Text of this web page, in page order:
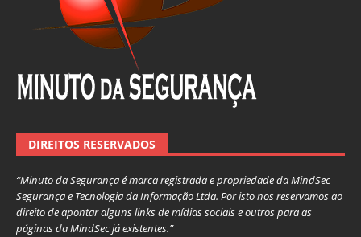
DIREITOS RESERVADOS
“Minuto da Segurança é marca registrada e propriedade da MindSec
Segurança e Tecnologia da Informação Ltda. Por isto nos reservamos ao
direito de apontar alguns links de mídias sociais e outros para as
páginas da MindSec já existentes.”